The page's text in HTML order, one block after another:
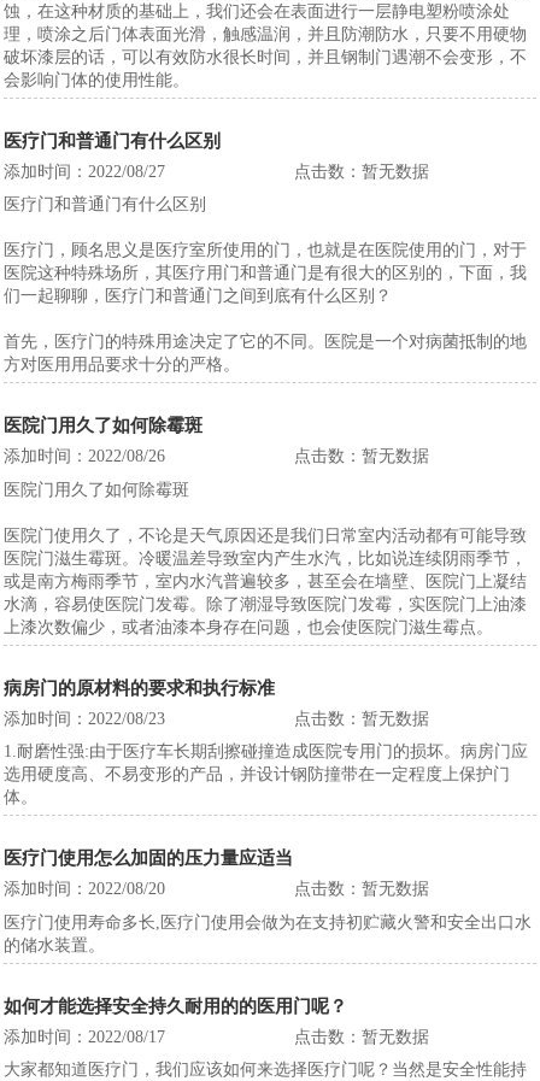
蚀，在这种材质的基础上，我们还会在表面进行一层静电塑粉喷涂处
理，喷涂之后门体表面光滑，触感温润，并且防潮防水，只要不用硬物
破坏漆层的话，可以有效防水很长时间，并且钢制门遇潮不会变形，不
会影响门体的使用性能。
医疗门和普通门有什么区别
添加时间：2022/08/27
点击数：暂无数据
医疗门和普通门有什么区别
医疗门，顾名思义是医疗室所使用的门，也就是在医院使用的门，对于
医院这种特殊场所，其医疗用门和普通门是有很大的区别的，下面，我
们一起聊聊，医疗门和普通门之间到底有什么区别？
首先，医疗门的特殊用途决定了它的不同。医院是一个对病菌抵制的地
方对医用用品要求十分的严格。
医院门用久了如何除霉斑
添加时间：2022/08/26
点击数：暂无数据
医院门用久了如何除霉斑
医院门使用久了，不论是天气原因还是我们日常室内活动都有可能导致
医院门滋生霉斑。冷暖温差导致室内产生水汽，比如说连续阴雨季节，
或是南方梅雨季节，室内水汽普遍较多，甚至会在墙壁、医院门上凝结
水滴，容易使医院门发霉。除了潮湿导致医院门发霉，实医院门上油漆
上漆次数偏少，或者油漆本身存在问题，也会使医院门滋生霉点。
病房门的原材料的要求和执行标准
添加时间：2022/08/23
点击数：暂无数据
1.耐磨性强:由于医疗车长期刮擦碰撞造成医院专用门的损坏。病房门​应
选用硬度高、不易变形的产品，并设计钢防撞带在一定程度上保护门
体。
医疗门使用怎么加固的压力量应适当
添加时间：2022/08/20
点击数：暂无数据
医疗门使用寿命多长,医疗门使用会做为在支持初贮藏火警和安全出口水
的储水装置。
如何才能选择安全持久耐用的的医用门呢？
添加时间：2022/08/17
点击数：暂无数据
大家都知道医疗门，我们应该如何来选择医疗门呢？当然是安全性能持